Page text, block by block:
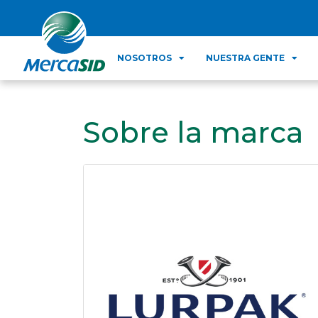
NOSOTROS NUESTRA GENTE
Sobre la marca